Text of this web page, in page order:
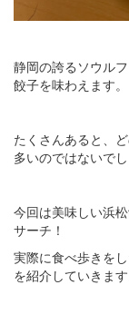
静岡の誇るソウル
餃子を味わえます。
たくさんあると、
多いのではないでし
今回は美味しい浜
サーチ！
実際に食べ歩きを
を紹介していきます